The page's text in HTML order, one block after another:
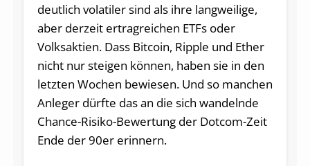
deutlich volatiler sind als ihre langweilige,
aber derzeit ertragreichen ETFs oder
Volksaktien. Dass Bitcoin, Ripple und Ether
nicht nur steigen können, haben sie in den
letzten Wochen bewiesen. Und so manchen
Anleger dürfte das an die sich wandelnde
Chance-Risiko-Bewertung der Dotcom-Zeit
Ende der 90er erinnern.